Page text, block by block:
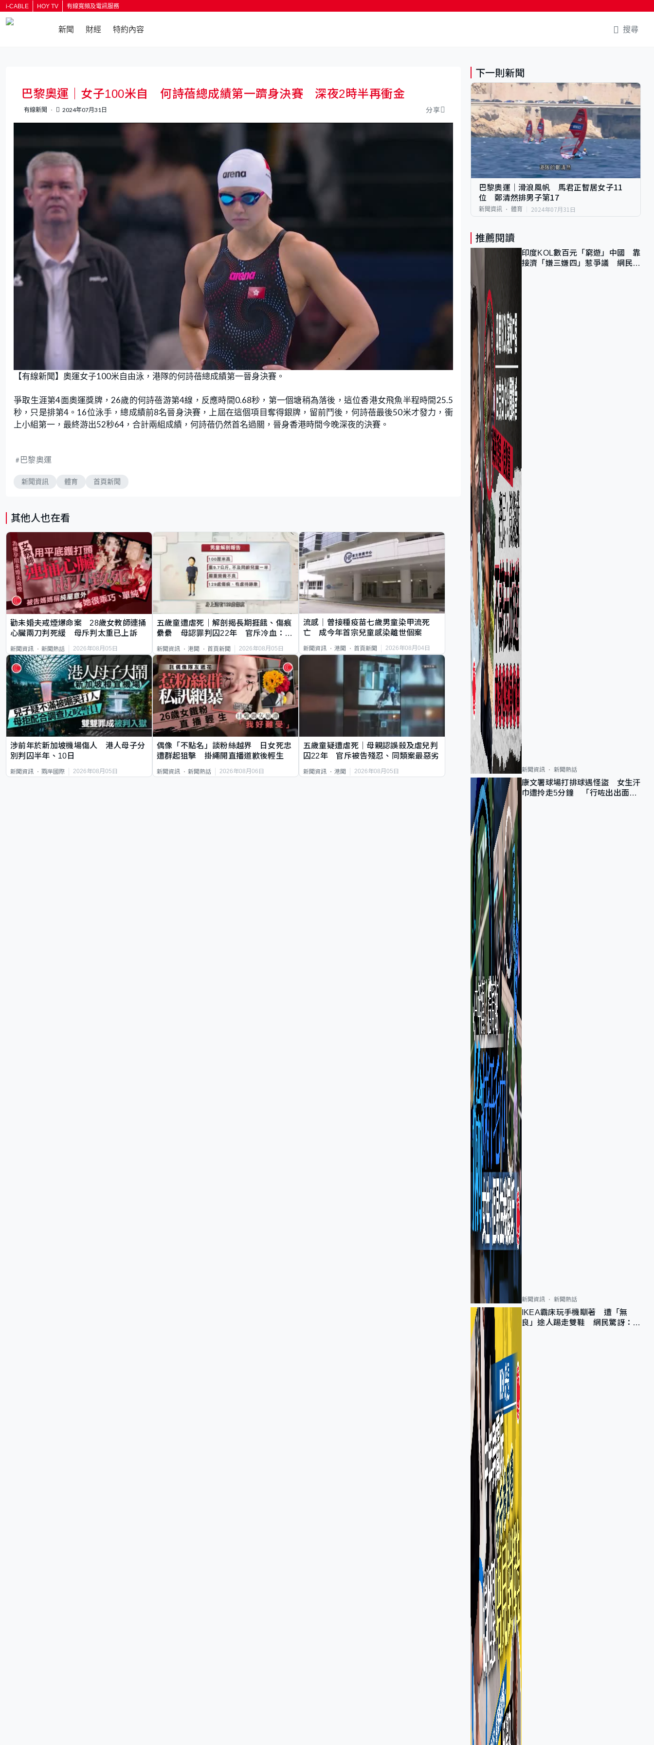
i-CABLE HOY TV 有線寬頻及電訊服務
新聞 財經 特約內容 搜尋
巴黎奧運｜女子100米自 何詩蓓總成績第一躋身決賽 深夜2時半再衝金
有線新聞 2024年07月31日 分享
【有線新聞】奧運女子100米自由泳，港隊的何詩蓓總成績第一晉身決賽。
爭取生涯第4面奧運獎牌，26歲的何詩蓓游第4線，反應時間0.68秒，第一個塘稍為落後，這位香港女飛魚半程時間25.5
秒，只是排第4。16位泳手，總成績前8名晉身決賽，上屆在這個項目奪得銀牌，留前鬥後，何詩蓓最後50米才發力，衝
上小組第一，最終游出52秒64，合計兩組成績，何詩蓓仍然首名過關，晉身香港時間今晚深夜的決賽。
巴黎奧運
新聞資訊 體育 首頁新聞
其他人也在看
勸未婚夫戒煙爆命案 28歲女教師連捅
心臟兩刀判死緩 母斥判太重已上訴
新聞資訊 新聞熱話 2026年08月05日
五歲童遭虐死｜解剖揭長期捱餓、傷痕
纍纍 母認罪判囚22年 官斥冷血：同
新聞資訊 港聞 首頁新聞 2026年08月05日
流感｜曾接種疫苗七歲男童染甲流死
亡 成今年首宗兒童感染離世個案
新聞資訊 港聞 首頁新聞 2026年08月04日
涉前年於新加坡機場傷人 港人母子分
別判囚半年、10日
新聞資訊 兩岸國際 2026年08月05日
偶像「不點名」談粉絲越界 日女死忠
遭群起狙擊 掛繩開直播道歉後輕生
新聞資訊 新聞熱話 2026年08月06日
五歲童疑遭虐死｜母親認誤殺及虐兒判
囚22年 官斥被告殘忍、同類案最惡劣
新聞資訊 港聞 2026年08月05日
下一則新聞
巴黎奧運｜滑浪風帆 馬君正暫居女子11
位 鄭清然排男子第17
新聞資訊 體育 2024年07月31日
推薦閱讀
印度KOL數百元「窮遊」中國 靠
接濟「嫌三嫌四」惹爭議 網民：
新聞資訊 新聞熱話
康文署球場打排球遇怪盜 女生汗
巾遭拎走5分鐘 「行咗出出面唔
新聞資訊 新聞熱話
IKEA霸床玩手機瞓著 遭「無
良」途人踢走雙鞋 網民驚訝：冇